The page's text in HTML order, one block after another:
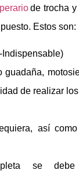
de trocha y
Estos son:
Indispensable)
de realizar
así
se